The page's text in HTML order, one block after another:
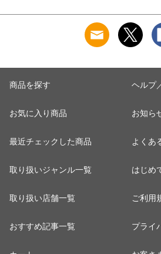
商品を探す
お気に入り商品
最近チェックした商品
取り扱いジャンル一覧
取り扱い店舗一覧
おすすめ記事一覧
ヘルプ
お知ら
よくあ
はじめ
ご利用
プライ